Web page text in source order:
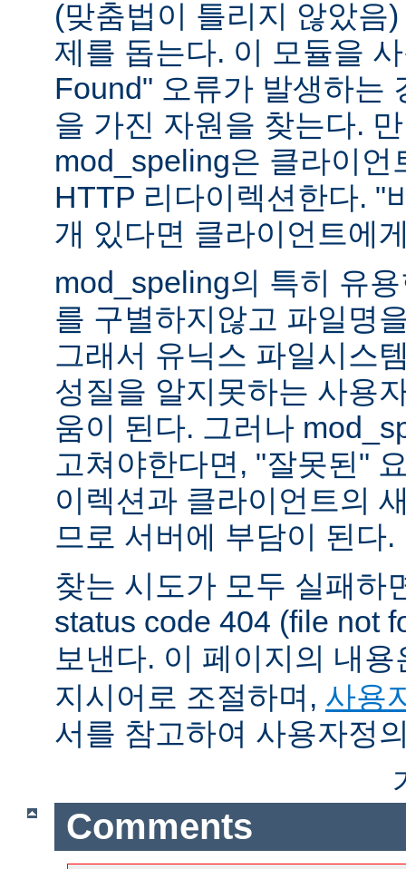
(맞춤법이 틀리지 않았음
제를 돕는다. 이 모듈을
Found" 오류가 발생하는
을 가진 자원을 찾는다.
mod_speling은 클라이언
HTTP 리다이렉션한다. "
개 있다면 클라이언트에
mod_speling의 특히 유
를 구별하지않고 파일명
그래서 유닉스 파일시스
성질을 알지못하는 사용
움이 된다. 그러나
고쳐야한다면, "잘못된"
이렉션과 클라이언트의
므로 서버에 부담이 된다.
찾는 시도가 모두 실패하
status code 404 (file not
보낸다. 이 페이지의 내
지시어로 조절하며, 사용
서를 참고하여 사용자정
Comments